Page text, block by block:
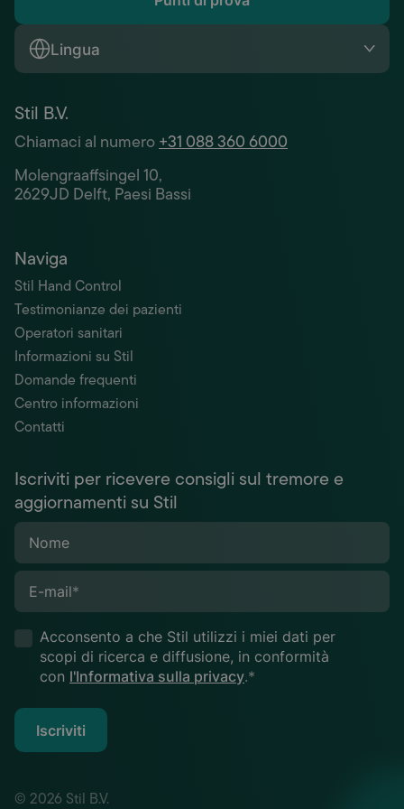
Lingua
Stil B.V.
Chiamaci al numero+31 088 360 6000
Molengraaffsingel 10,
2629JD Delft, Paesi Bassi
Naviga
Stil Hand Control
Testimonianze dei pazienti
Operatori sanitari
Informazioni su Stil
Domande frequenti
Centro informazioni
Contatti
Iscriviti per ricevere consigli sul tremore e
aggiornamenti su Stil
Nome
E-mail*
Acconsento a che Stil utilizzi i miei dati per
scopi di ricerca e diffusione, in conformità
con l'Informativa sulla privacy.*
Iscriviti
© 2026 Stil B.V.